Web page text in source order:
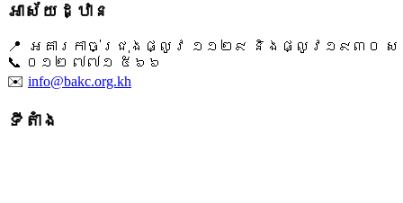
អាស័យដ្ឋាន
📍 អគារកាច់ជ្រុងផ្លូវ ១១២៩ និងផ្លូវ១៩៣០ ស
📞 ​០១២ ៧៧១ ៥៦៦
✉️ info@bakc.org.kh
ទីតាំង